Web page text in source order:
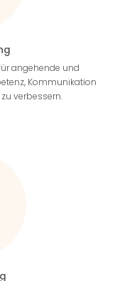
angehende und
Kommunikation
verbessern.